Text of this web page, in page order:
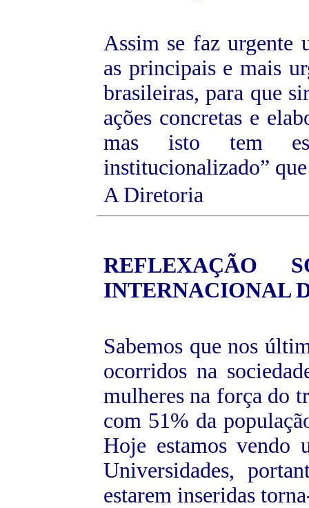
Assim se faz urgente
as principais e mais
brasileiras, para que
ações concretas e
mas isto tem
institucionalizado” que
A Diretoria
REFLEXAÇÃO
INTERNACIONAL
Sabemos que nos
ocorridos na
mulheres na força do
com 51% da
Hoje estamos vendo
Universidades,
estarem inseridas